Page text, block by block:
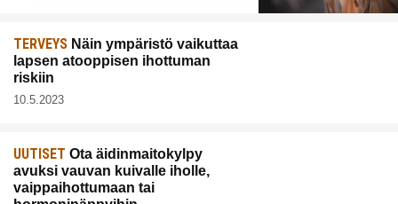
TERVEYS Näin ympäristö vaikuttaa
lapsen atooppisen ihottuman
riskiin
10.5.2023
UUTISET Ota äidinmaitokylpy
avuksi vauvan kuivalle iholle,
vaippaihottumaan tai